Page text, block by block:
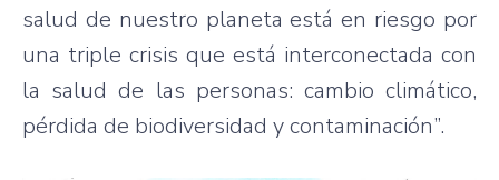
salud de nuestro planeta está en riesgo por
una triple crisis que está interconectada con
la salud de las personas: cambio climático,
pérdida de biodiversidad y contaminación”.